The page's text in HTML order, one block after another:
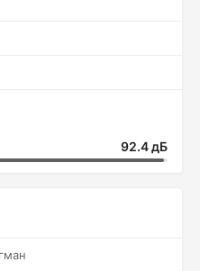
92.4 дБ